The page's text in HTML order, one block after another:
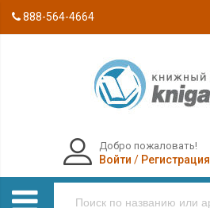
888-564-4664
Добро пожаловать!
Войти / Регистрация